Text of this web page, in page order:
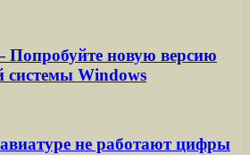
новую версию
системы Windows
не работают цифры